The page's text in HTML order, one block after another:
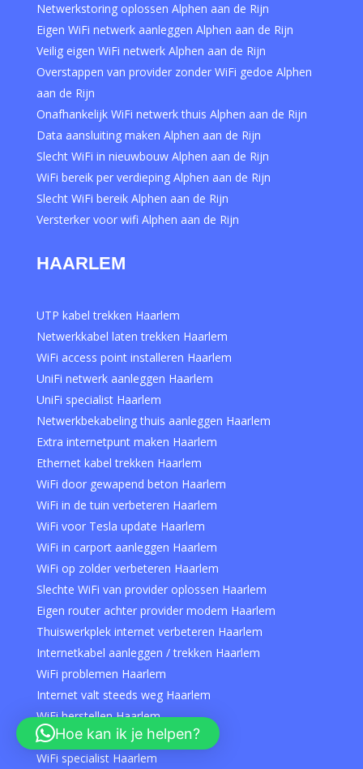
Netwerkstoring oplossen Alphen aan de Rijn
Eigen WiFi netwerk aanleggen Alphen aan de Rijn
Veilig eigen WiFi netwerk Alphen aan de Rijn
Overstappen van provider zonder WiFi gedoe Alphen
aan de Rijn
Onafhankelijk WiFi netwerk thuis Alphen aan de Rijn
Data aansluiting maken Alphen aan de Rijn
Slecht WiFi in nieuwbouw Alphen aan de Rijn
WiFi bereik per verdieping Alphen aan de Rijn
Slecht WiFi bereik Alphen aan de Rijn
Versterker voor wifi Alphen aan de Rijn
HAARLEM
UTP kabel trekken Haarlem
Netwerkkabel laten trekken Haarlem
WiFi access point installeren Haarlem
UniFi netwerk aanleggen Haarlem
UniFi specialist Haarlem
Netwerkbekabeling thuis aanleggen Haarlem
Extra internetpunt maken Haarlem
Ethernet kabel trekken Haarlem
WiFi door gewapend beton Haarlem
WiFi in de tuin verbeteren Haarlem
WiFi voor Tesla update Haarlem
WiFi in carport aanleggen Haarlem
WiFi op zolder verbeteren Haarlem
Slechte WiFi van provider oplossen Haarlem
Eigen router achter provider modem Haarlem
Thuiswerkplek internet verbeteren Haarlem
Internetkabel aanleggen / trekken Haarlem
WiFi problemen Haarlem
Internet valt steeds weg Haarlem
WiFi herstellen Haarlem
Traag internet oplossen Haarlem
WiFi specialist Haarlem
Hoe kan ik je helpen?